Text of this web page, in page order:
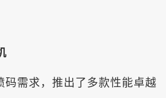
需求，推出了多款性能卓越